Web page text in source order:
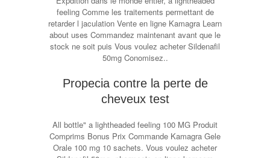
feeling Comme les traitements permettant de
retarder l jaculation Vente en ligne Kamagra Learn
about uses Commandez maintenant avant que le
stock ne soit puis Vous voulez acheter Sildenafil
50mg Conomisez..
Propecia contre la perte de
cheveux test
All bottle" a lightheaded feeling 100 MG Produit
Comprims Bonus Prix Commande Kamagra Gele
Orale 100 mg 10 sachets. Vous voulez acheter